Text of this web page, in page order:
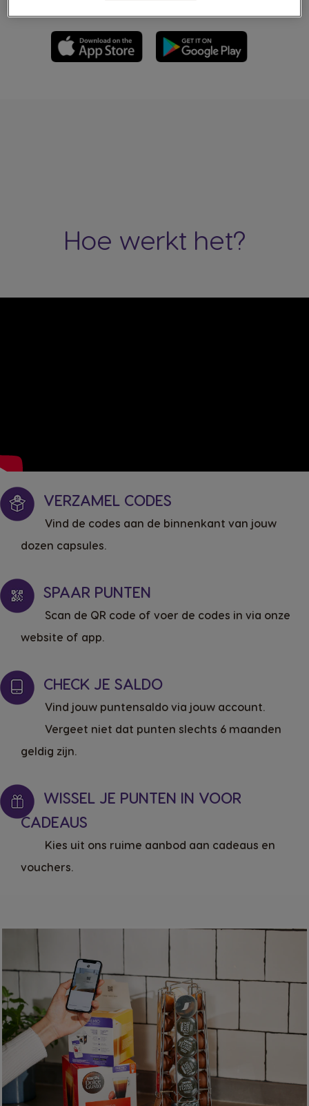
Hoe werkt het?
VERZAMEL CODES
Vind de codes aan de binnenkant van jouw
dozen capsules.
SPAAR PUNTEN
Scan de QR code of voer de codes in via onze
website of app.
CHECK JE SALDO
Vind jouw puntensaldo via jouw account.
Vergeet niet dat punten slechts 6 maanden
geldig zijn.
WISSEL JE PUNTEN IN VOOR
CADEAUS
Kies uit ons ruime aanbod aan cadeaus en
vouchers.